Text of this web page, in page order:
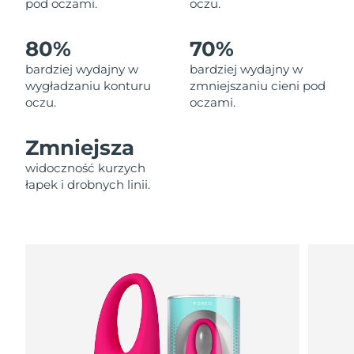
pod oczami.
oczu.
80%
bardziej wydajny w
wygładzaniu konturu
oczu.
70%
bardziej wydajny w
zmniejszaniu cieni pod
oczami.
Zmniejsza
widoczność kurzych
łapek i drobnych linii.
Liban
Oczekiwany czas dostawy
Litwa
Oczekiwany czas dostawy
8/8/26
Luksemburg
Oczekiwany czas dostawy
SRA Makau (Chiny)
Oczekiwany czas dostawy